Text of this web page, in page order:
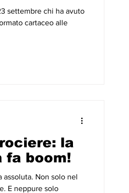
settembre chi ha avuto
la
fa boom!
assoluta. Non solo nel
E neppure solo